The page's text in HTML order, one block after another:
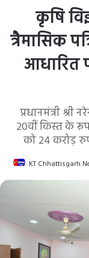
कृषि
त्रैमासिक
आधारित
प्रधानमंत्री श्री
20वीं किस्त के
को 24 करोड़
KT Chhattisgarh